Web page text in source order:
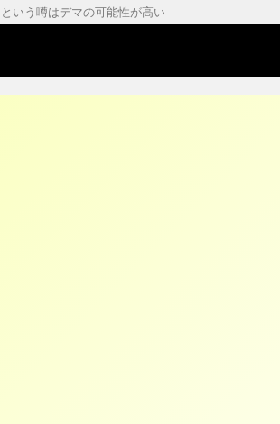
いう噂はデマの可能性が高い